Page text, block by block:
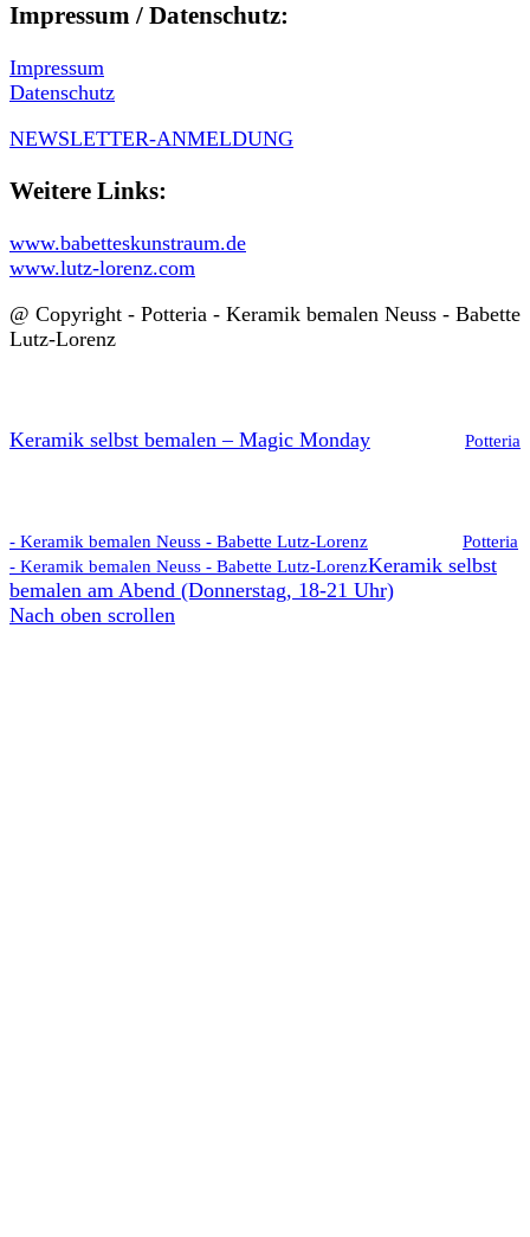
Impressum / Datenschutz:
Impressum
Datenschutz
NEWSLETTER-ANMELDUNG
Weitere Links:
www.babetteskunstraum.de
www.lutz-lorenz.com
@ Copyright - Potteria - Keramik bemalen Neuss - Babette
Lutz-Lorenz
Keramik selbst bemalen – Magic Monday Potteria
- Keramik bemalen Neuss - Babette Lutz-Lorenz
Potteria
- Keramik bemalen Neuss - Babette Lutz-LorenzKeramik selbst
bemalen am Abend (Donnerstag, 18-21 Uhr)
Nach oben scrollen